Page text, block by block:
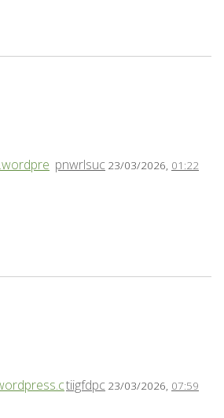
pnwrlsuc 23/03/2026, 01:22
tiigfdpc 23/03/2026, 07:59